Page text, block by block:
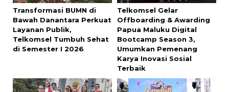
Transformasi BUMN di
Bawah Danantara Perkuat
Layanan Publik,
Telkomsel Tumbuh Sehat
di Semester I 2026
Telkomsel Gelar
Offboarding & Awarding
Papua Maluku Digital
Bootcamp Season 3,
Umumkan Pemenang
Karya Inovasi Sosial
Terbaik